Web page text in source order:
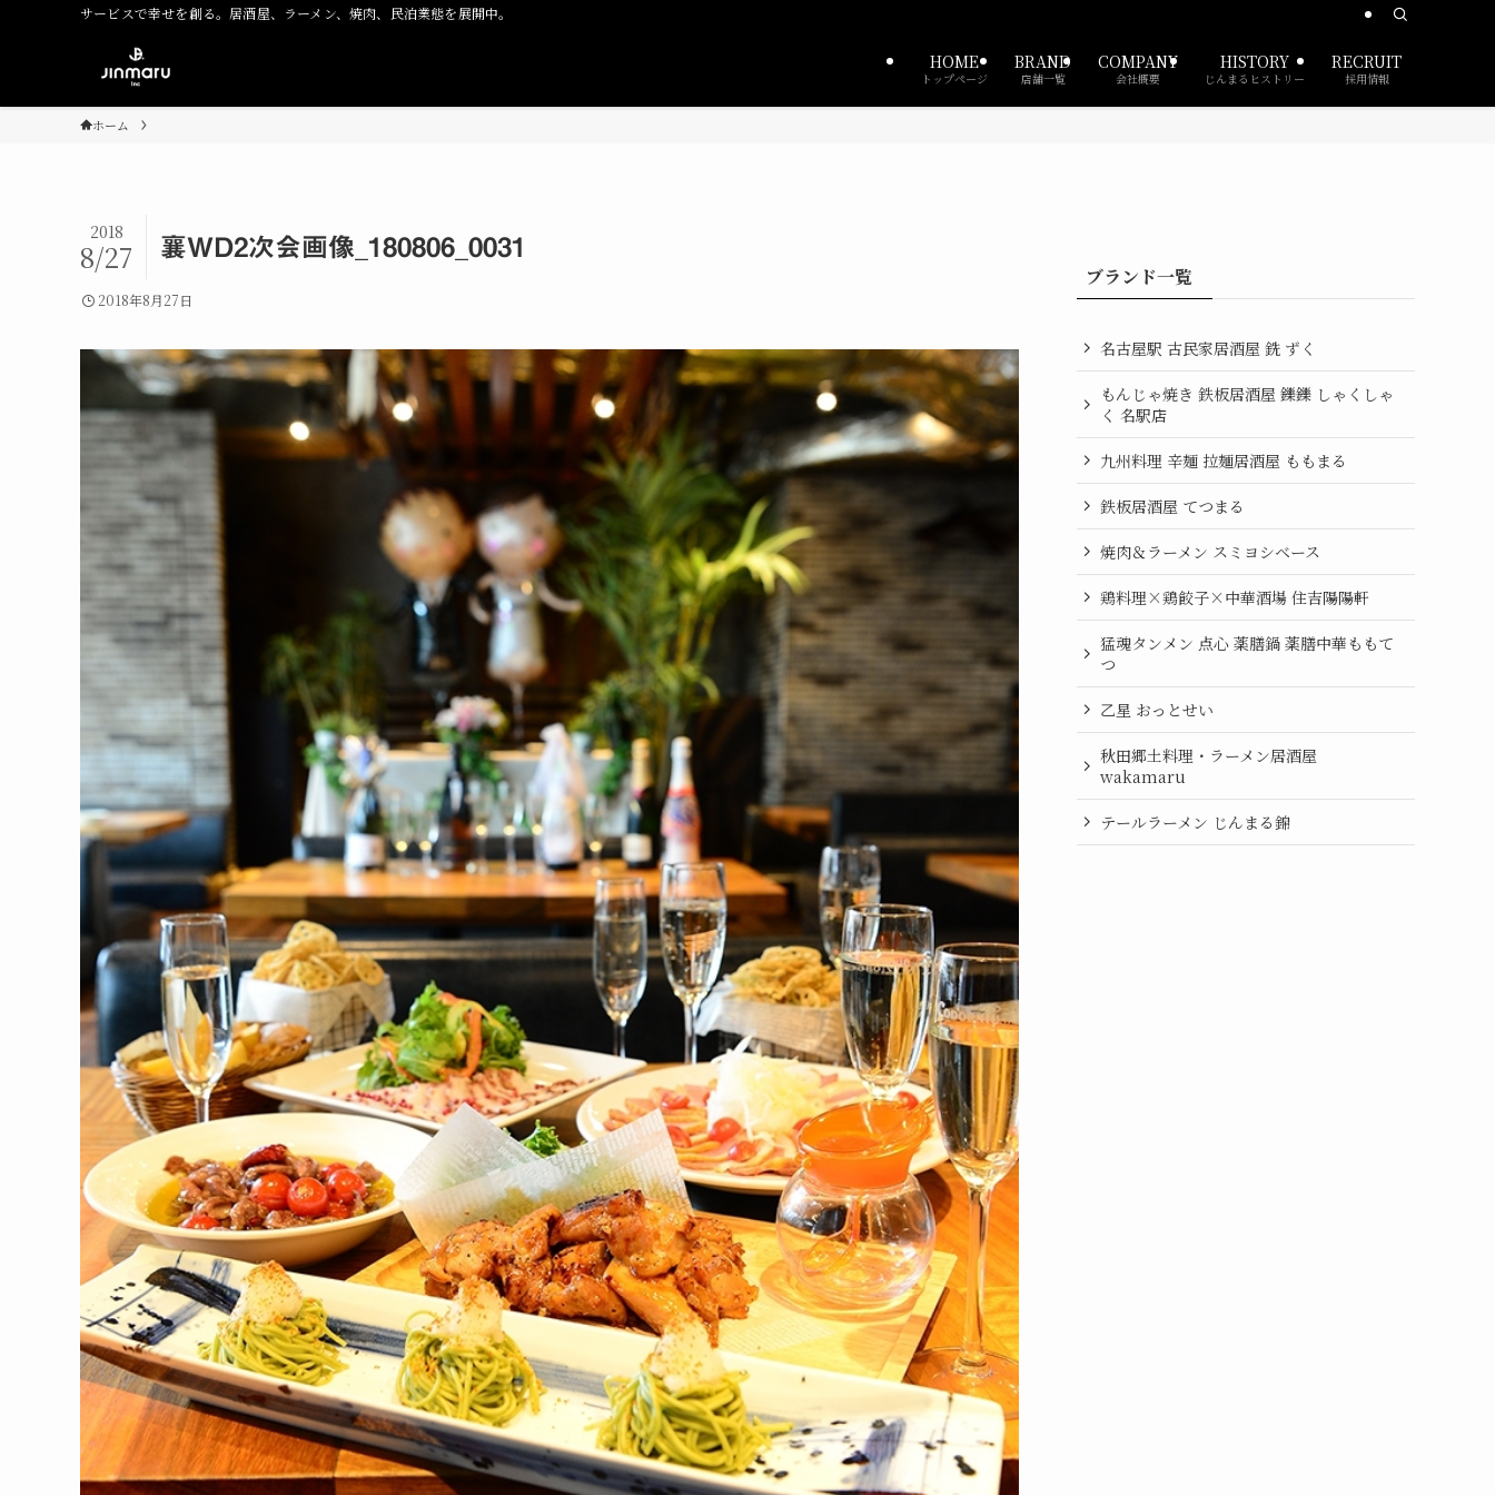
サービスで幸せを創る。居酒屋、ラーメン、焼肉、民泊業態を展開中。
HOME
トップページ
BRAND
店舗一覧
COMPANY
会社概要
HISTORY
じんまるヒストリー
RECRUIT
採用情報
ホーム
襄WD2次会画像_180806_0031
2018
8/27
2018年8月27日
ブランド一覧
名古屋駅 古民家居酒屋 銑 ずく
もんじゃ焼き 鉄板居酒屋 鑠鑠 しゃくしゃ
く 名駅店
九州料理 辛麺 拉麺居酒屋 ももまる
鉄板居酒屋 てつまる
焼肉＆ラーメン スミヨシベース
鶏料理×鶏餃子×中華酒場 住吉陽陽軒
猛魂タンメン 点心 薬膳鍋 薬膳中華ももて
つ
乙星 おっとせい
秋田郷土料理・ラーメン居酒屋
wakamaru
テールラーメン じんまる錦